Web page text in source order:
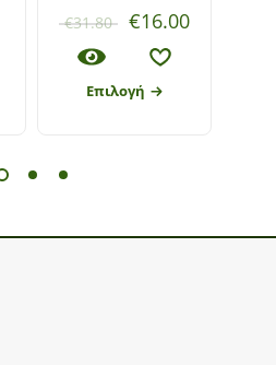
€31.80 €16.00
Επιλογή